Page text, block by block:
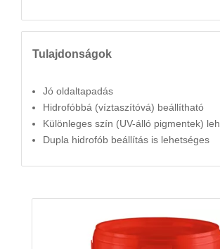
Tulajdonságok
Jó oldaltapadás
Hidrofóbbá (víztaszítóvá) beállítható
Különleges szín (UV-álló pigmentek)
Dupla hidrofób beállítás is lehetséges